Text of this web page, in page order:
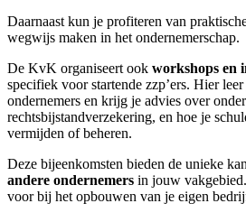
Daarnaast kun je profiteren van
wegwijs maken in het ondernemerschap.
De KvK organiseert ook workshops en
specifiek voor startende zzp’ers. Hier
ondernemers en krijg je advies over
rechtsbijstandverzekering, en hoe je
vermijden of beheren.
Deze bijeenkomsten bieden de unieke
andere ondernemers in jouw
voor bij het opbouwen van je eigen